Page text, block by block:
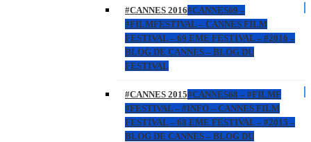
#CANNES 2016#CANNES69 –
#FILMFESTIVAL – CANNES FILM
FESTIVAL – 69 EME FESTIVAL – #2016 –
BLOG DE CANNES – BLOG DU
FESTIVAL
#CANNES 2015#CANNES68 – #FILMF
#FESTIVAL – #INFO – CANNES FILM
FESTIVAL – 68 EME FESTIVAL – #2015 –
BLOG DE CANNES – BLOG DU